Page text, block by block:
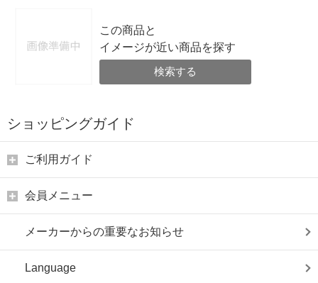
この商品と
イメージが近い商品を探す
検索する
ショッピングガイド
ご利用ガイド
会員メニュー
メーカーからの重要なお知らせ
Language